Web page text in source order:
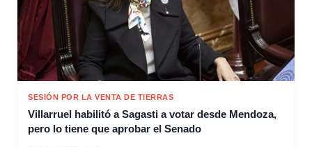
SESIÓN POR LA VENTA DE TIERRAS
Villarruel habilitó a Sagasti a votar desde Mendoza,
pero lo tiene que aprobar el Senado